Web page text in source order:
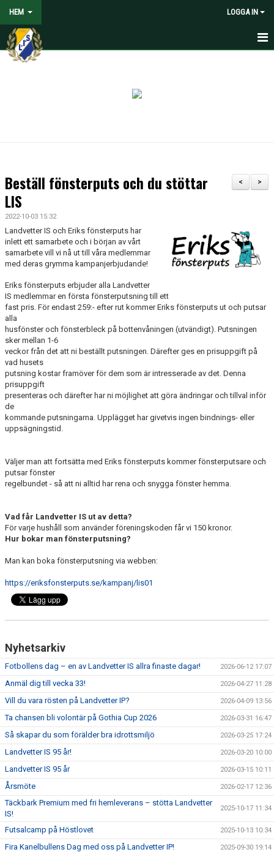
HEM LOGGA IN
HEM
BLI PARTNER TILL LIS
STÖDMEDLEM
SPELARE
POLICYDOKUMENT
KALENDER
EVENEMANG
MEDIA
KONTAKT
>
<
Beställ fönsterputs och du stöttar
LIS
2022-10-03 15:32
Landvetter IS och Eriks fönsterputs har
inlett ett samarbete och i början av vårt
samarbete vill vi nå ut till våra medlemmar
med deras grymma kampanjerbjudande!
Eriks fönsterputs erbjuder alla Landvetter
IS medlemmar en första fönsterputsning till ett
fast pris. För endast 259:- efter rut kommer Eriks fönsterputs ut och putsar
alla
husfönster och fönsterbleck på bottenvåningen (utvändigt). Putsningen
sker mellan 1-6
veckor från det att ni beställt putsningen. Därefter ges en prisuppgift på
vad husets
putsning kostar framöver för dem som är intresserade av det. Denna
prisuppgift
presenteras och därefter har ni möjlighet att göra ändringar och tillval inför
de
kommande putsningarna. Upplägget har givetvis ingen bindnings- eller
uppsägningstid.
Väljer man att fortsätta med Eriks fönsterputs kommer fönsterputsare och
putsar fönster
regelbundet - så att ni alltid har rena och snygga fönster hemma.
Vad får Landvetter IS ut av detta?
För varje hushåll som använder föreningskoden får vi 150 kronor.
Hur bokar man fönsterputsning?
Man kan boka fönsterputsning via webben:
https://eriksfonsterputs.se/kampanj/lis01
Nyhetsarkiv
Fotbollens dag – en av Landvetter IS allra finaste dagar! 2026-06-12 17:07
Anmäl dig till vecka 33! 2026-04-27 11:28
Vill du vara rösten på Landvetter IP? 2026-04-09 13:56
Ta chansen bli volontär på Gothia Cup 2026 2026-03-31 16:47
Så skapar du som förälder bra idrottsmiljö 2026-03-25 17:24
Landvetter IS 95 år! 2026-03-20 10:00
Landvetter IS 95 år 2026-03-15 10:11
Årsmöte 2026-02-17 12:36
Täckbark Premium med fri hemleverans – stötta Landvetter
IS!
2025-10-17 11:34
Futsalcamp på Höstlovet 2025-10-13 10:34
Fira Kanelbullens Dag med oss på Landvetter IP! 2025-09-30 19:14